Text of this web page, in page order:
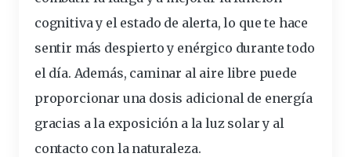
cognitiva y el estado de alerta, lo que te hace
sentir más despierto y enérgico durante todo
el día. Además, caminar al aire libre puede
proporcionar una dosis adicional de energía
gracias a la exposición a la luz solar y al
contacto con la naturaleza.